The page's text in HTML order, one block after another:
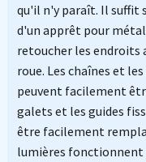
qu'il n'y paraît. Il suffit
d'un apprêt pour
retoucher les endroits
roue. Les chaînes et
peuvent facilement
galets et les guides
être facilement
lumières fonctionnent